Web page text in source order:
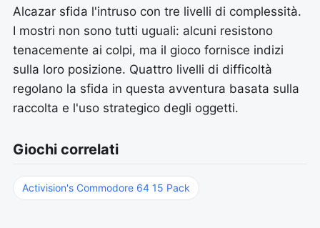
Alcazar sfida l'intruso con tre livelli di complessità.
I mostri non sono tutti uguali: alcuni resistono
tenacemente ai colpi, ma il gioco fornisce indizi
sulla loro posizione. Quattro livelli di difficoltà
regolano la sfida in questa avventura basata sulla
raccolta e l'uso strategico degli oggetti.
Giochi correlati
Activision's Commodore 64 15 Pack